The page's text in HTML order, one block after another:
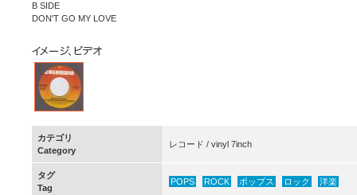
B SIDE
DON'T GO MY LOVE
カテゴリ
Category
レコード / vinyl 7inch
タグ
Tag
POPS ROCK ポップス ロック 洋楽